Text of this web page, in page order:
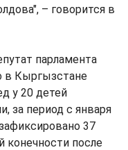
– говорится в
парламента
в Кыргызстане
у 20 детей
за период с января
37
конечности после